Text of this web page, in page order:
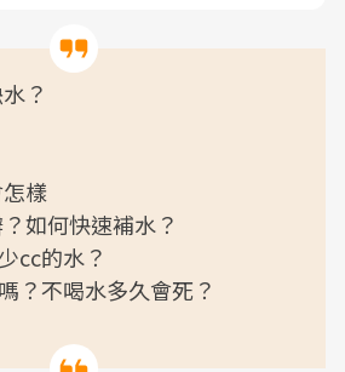
？
樣
如何快速補水？
cc的水？
？不喝水多久會死？